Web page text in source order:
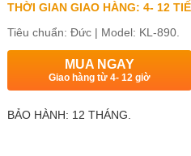
THỜI GIAN GIAO HÀNG: 4- 12
Tiêu chuẩn: Đức | Model: KL-890.
MUA NGAY
Giao hàng từ 4- 12 giờ
BẢO HÀNH: 12 THÁNG.